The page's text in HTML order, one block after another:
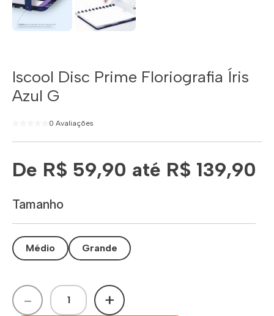
Iscool Disc Prime Floriografia Íris
Azul G
0 Avaliações
De R$ 59,90 até R$ 139,90
Tamanho
Médio Grande
- +